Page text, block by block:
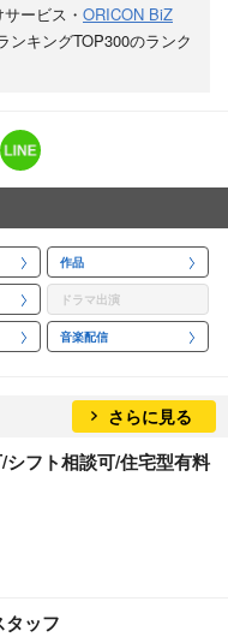
ービス・ ORICON BiZ
ンキングTOP300のランク
作品
ドラマ出演
音楽配信
さらに見る
シフト相談可/住宅型有料
ッフ